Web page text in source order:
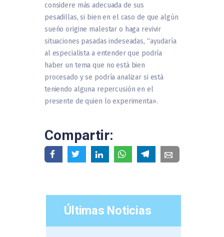
considere más adecuada de sus
pesadillas, si bien en el caso de que algún
sueño origine malestar o haga revivir
situaciones pasadas indeseadas, “ayudaría
al especialista a entender que podría
haber un tema que no está bien
procesado y se podría analizar si está
teniendo alguna repercusión en el
presente de quien lo experimenta».
Compartir:
Últimas Noticias